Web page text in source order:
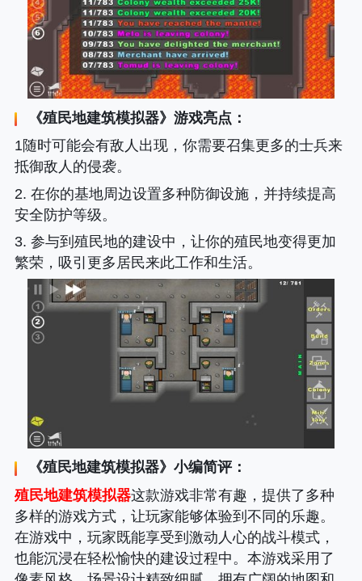
《殖民地建筑模拟器》游戏亮点：
1随时可能会有敌人出现，你需要召集更多的士兵来
抵御敌人的侵袭。
2. 在你的基地周边设置多种防御设施，并持续提高
安全防护等级。
3. 参与到殖民地的建设中，让你的殖民地变得更加
繁荣，吸引更多居民来此工作和生活。
《殖民地建筑模拟器》小编简评：
殖民地建筑模拟器这款游戏非常有趣，提供了多种
多样的游戏方式，让玩家能够体验到不同的乐趣。
在游戏中，玩家既能享受到激动人心的战斗模式，
也能沉浸在轻松愉快的建设过程中。本游戏采用了